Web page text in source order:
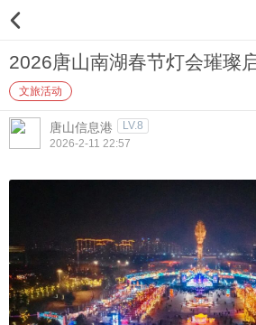
2026唐山南湖春节灯会璀璨
文旅活动
唐山信息港 LV.8
2026-2-11 22:57